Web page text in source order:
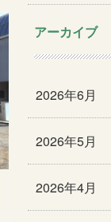
アーカイブ
2026年6月
2026年5月
2026年4月